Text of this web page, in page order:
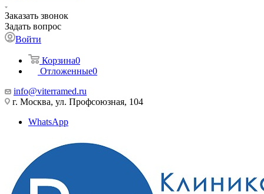
Заказать звонок
Задать вопрос
Войти
Корзина0
Отложенные0
info@viterramed.ru
г. Москва, ул. Профсоюзная, 104
WhatsApp